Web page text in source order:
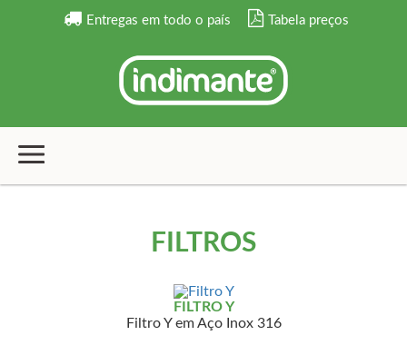
Entregas em todo o país Tabela preços
FILTROS
FILTRO Y
Filtro Y em Aço Inox 316